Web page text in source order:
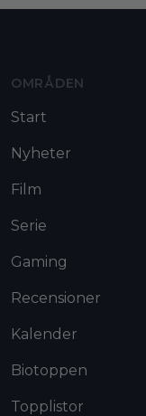
OMRÅDEN
Start
Nyheter
Film
Serie
Gaming
Recensioner
Kalender
Biotoppen
Topplistor